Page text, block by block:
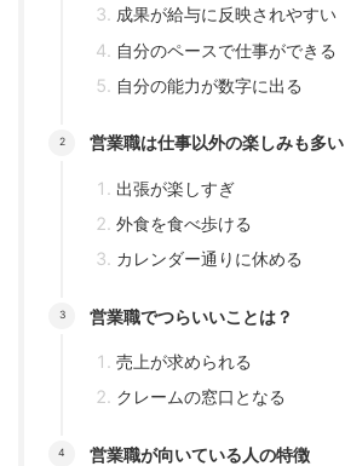
成果が給与に反映されやすい
自分のペースで仕事ができる
自分の能力が数字に出る
営業職は仕事以外の楽しみも多い
出張が楽しすぎ
外食を食べ歩ける
カレンダー通りに休める
営業職でつらいいことは？
売上が求められる
クレームの窓口となる
営業職が向いている人の特徴